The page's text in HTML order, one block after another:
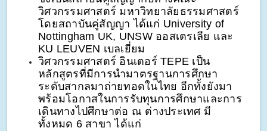
วิศวกรรมศาสตร์ มหาวิทยาลัยธรรมศาสตร์
โดยสถาบันคู่สัญญา ได้แก่ University of
Nottingham UK, UNSW ออสเตรเลีย และ
KU LEUVEN เบลเยี่ยม
วิศวกรรมศาสตร์ อินเตอร์ TEPE เป็น
หลักสูตรที่มีการนำมาตรฐานการศึกษา
ระดับสากลมาถ่ายทอดในไทย อีกทั้งยังมา
พร้อมโอกาสในการรับทุนการศึกษาและการ
เดินทางไปศึกษาต่อ ณ ต่างประเทศ มี
ทั้งหมด 6 สาขา ได้แก่